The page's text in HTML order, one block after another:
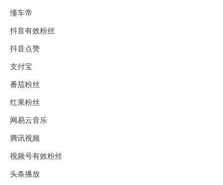
懂车帝
抖音有效粉丝
抖音点赞
支付宝
番茄粉丝
红果粉丝
网易云音乐
腾讯视频
视频号有效粉丝
头条播放